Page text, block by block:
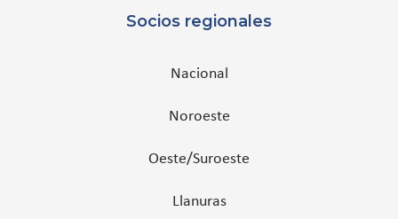
Socios regionales
Nacional
Noroeste
Oeste/Suroeste
Llanuras